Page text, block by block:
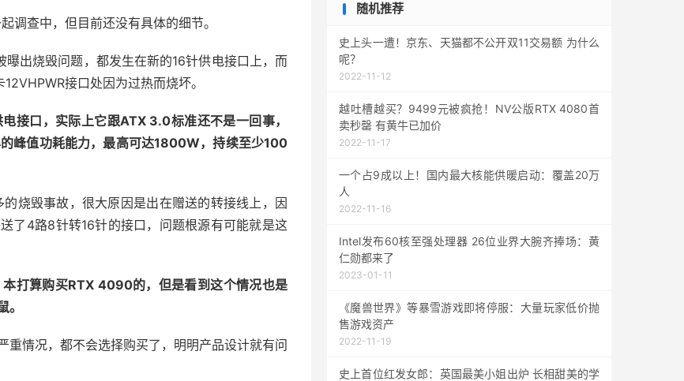
调查中，但目前还没有具体的细节。
出烧毁问题，都发生在新的16针供电接口上，而
接口处因为过热而烧坏。
接口，实际上它跟ATX 3.0标准还不是一回事，
峰值功耗能力，最高可达1800W，持续至少100
烧毁事故，很大原因是出在赠送的转接线上，因
了4路8针转16针的接口，问题根源有可能就是这
打算购买RTX 4090的，但是看到这个情况也是
情况，都不会选择购买了，明明产品设计就有问
随机推荐
史上头一遭！京东、天猫都不公开双11交易额 为什么
呢？
2022-11-12
越吐槽越买？9499元被疯抢！NV公版RTX 4080首
卖秒罄 有黄牛已加价
2022-11-17
一个占9成以上！国内最大核能供暖启动：覆盖20万
人
2022-11-16
Intel发布60核至强处理器 26位业界大腕齐捧场：黄
仁勋都来了
2023-01-11
《魔兽世界》等暴雪游戏即将停服：大量玩家低价抛
售游戏资产
2022-11-19
史上首位红发女郎：英国最美小姐出炉 长相甜美的学